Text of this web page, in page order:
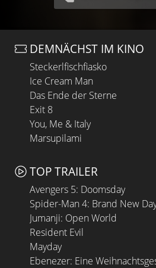
DEMNÄCHST IM KINO
Steckerlfischfiasko
Ice Cream Man
Das Ende der Sterne
Exit 8
You, Me & Italy
Marsupilami
TOP TRAILER
Avengers 5: Doomsday
Spider-Man 4: Brand New
Jumanji: Open World
Resident Evil
Mayday
Ebenezer: Eine